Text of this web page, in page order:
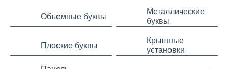
Объемные буквы
Металлические
буквы
Плоские буквы
Крышные
установки